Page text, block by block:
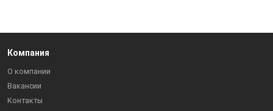
Компания
О компании
Вакансии
Контакты